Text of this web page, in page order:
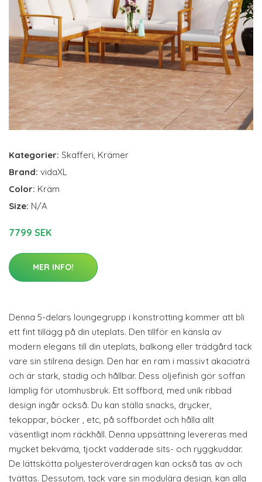
Kategorier: Skafferi, Krämer
Brand: vidaXL
Color: Kräm
Size: N/A
7799 SEK
MER INFO!
Denna 5-delars loungegrupp i konstrotting kommer att bli
ett fint tillägg på din uteplats. Den tillför en känsla av
modern elegans till din uteplats, balkong eller trädgård tack
vare sin stilrena design. Den har en ram i massivt akaciaträ
och är stark, stadig och hållbar. Dess oljefinish gör soffan
lämplig för utomhusbruk. Ett soffbord, med unik ribbad
design ingår också. Du kan ställa snacks, drycker,
tekoppar, böcker , etc, på soffbordet och hålla allt
väsentligt inom räckhåll. Denna uppsättning levereras med
mycket bekväma, tjockt vadderade sits- och ryggkuddar.
De lättskötta polyesteröverdragen kan också tas av och
tvättas. Dessutom, tack vare sin modulära design, kan alla